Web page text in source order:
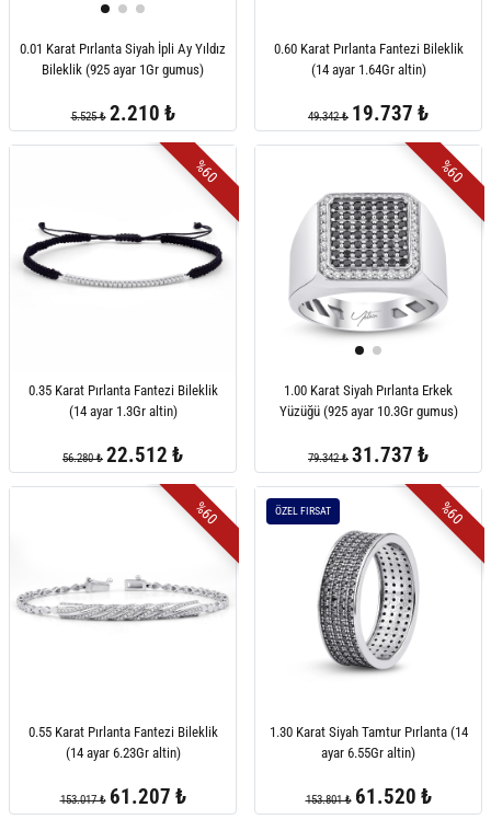
0.01 Karat Pırlanta Siyah İpli Ay Yıldız
Bileklik (925 ayar 1Gr gumus)
5.525 ₺ 2.210 ₺
0.60 Karat Pırlanta Fantezi Bileklik
(14 ayar 1.64Gr altin)
49.342 ₺ 19.737 ₺
%60
0.35 Karat Pırlanta Fantezi Bileklik
(14 ayar 1.3Gr altin)
56.280 ₺ 22.512 ₺
%60
1.00 Karat Siyah Pırlanta Erkek
Yüzüğü (925 ayar 10.3Gr gumus)
79.342 ₺ 31.737 ₺
%60
0.55 Karat Pırlanta Fantezi Bileklik
(14 ayar 6.23Gr altin)
153.017 ₺ 61.207 ₺
ÖZEL FIRSAT %60
1.30 Karat Siyah Tamtur Pırlanta (14
ayar 6.55Gr altin)
153.801 ₺ 61.520 ₺